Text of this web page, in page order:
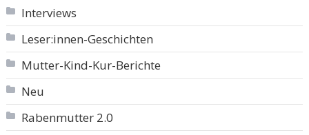
Interviews
Leser:innen-Geschichten
Mutter-Kind-Kur-Berichte
Neu
Rabenmutter 2.0